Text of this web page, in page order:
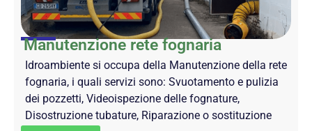
Manutenzione rete fognaria
Idroambiente si occupa della Manutenzione della rete
fognaria, i quali servizi sono: Svuotamento e pulizia
dei pozzetti, Videoispezione delle fognature,
Disostruzione tubature, Riparazione o sostituzione